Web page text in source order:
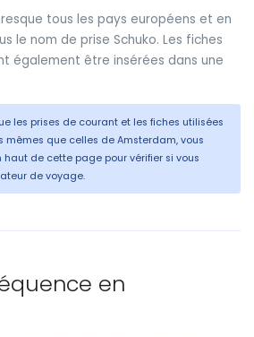
tous les pays européens et en
le nom de prise Schuko. Les fiches
également être insérées dans une
les prises de courant et les fiches utilisées
mêmes que celles de Amsterdam, vous
haut de cette page pour vérifier si vous
de voyage.
en